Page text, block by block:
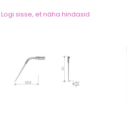
Logi sisse, et näha hindasid